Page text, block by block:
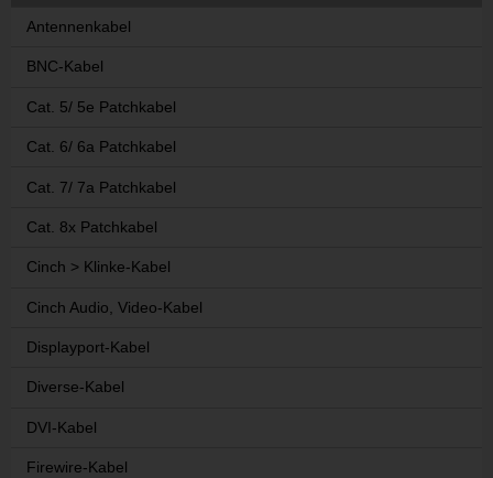
Antennenkabel
BNC-Kabel
Cat. 5/ 5e Patchkabel
Cat. 6/ 6a Patchkabel
Cat. 7/ 7a Patchkabel
Cat. 8x Patchkabel
Cinch > Klinke-Kabel
Cinch Audio, Video-Kabel
Displayport-Kabel
Diverse-Kabel
DVI-Kabel
Firewire-Kabel